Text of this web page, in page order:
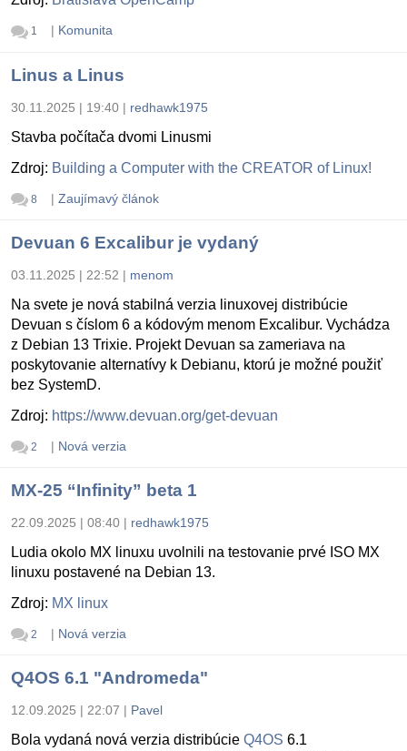
1 | Komunita
Linus a Linus
30.11.2025 | 19:40 | redhawk1975
Stavba počítača dvomi Linusmi
Zdroj: Building a Computer with the CREATOR of Linux!
8 | Zaujímavý článok
Devuan 6 Excalibur je vydaný
03.11.2025 | 22:52 | menom
Na svete je nová stabilná verzia linuxovej distribúcie
Devuan s číslom 6 a kódovým menom Excalibur. Vychádza
z Debian 13 Trixie. Projekt Devuan sa zameriava na
poskytovanie alternatívy k Debianu, ktorú je možné použiť
bez SystemD.
Zdroj: https://www.devuan.org/get-devuan
2 | Nová verzia
MX-25 “Infinity” beta 1
22.09.2025 | 08:40 | redhawk1975
Ludia okolo MX linuxu uvolnili na testovanie prvé ISO MX
linuxu postavené na Debian 13.
Zdroj: MX linux
2 | Nová verzia
Q4OS 6.1 "Andromeda"
12.09.2025 | 22:07 | Pavel
Bola vydaná nová verzia distribúcie Q4OS 6.1